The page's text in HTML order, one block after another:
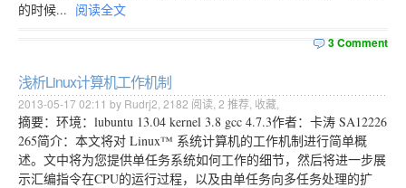
的时候... 阅读全文
3 Comment
浅析Linux计算机工作机制
2013-05-17 02:11 by Rudrj2, 2182 阅读, 2 推荐, 收藏
摘要：环境：lubuntu 13.04 kernel 3.8 gcc 4.7.3作者：卡涛 SA12226
265简介：本文将对 Linux™ 系统计算机的工作机制进行简单概
述。文中将为您提供单任务系统如何工作的细节，然后将进一步展
示汇编指令在CPU的运行过程，以及由单任务向多任务处理的扩